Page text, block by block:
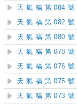
天 氣 稿 第 084 號
天 氣 稿 第 082 號
天 氣 稿 第 080 號
天 氣 稿 第 078 號
天 氣 稿 第 076 號
天 氣 稿 第 075 號
天 氣 稿 第 073 號